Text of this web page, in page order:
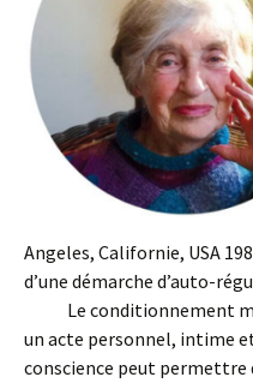
Angeles, Californie, USA
d’une démarche d’auto-
Le conditionnement
un acte personnel, intime
conscience peut permettre